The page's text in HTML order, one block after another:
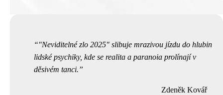
"Neviditelné zlo 2025" slibuje mrazivou jízdu do hlubin
lidské psychiky, kde se realita a paranoia prolínají v
děsivém tanci.
Zdeněk Kovář